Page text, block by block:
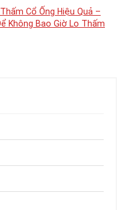
Cổ Ống Hiệu Quả –
Không Bao Giờ Lo Thấm